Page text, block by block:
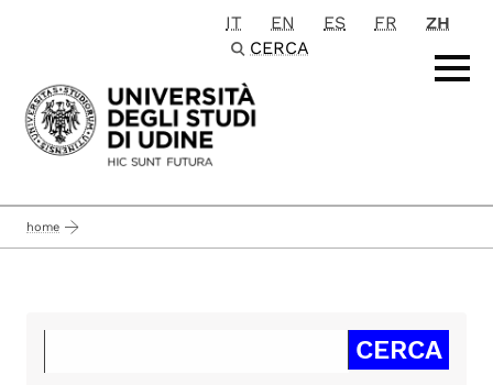
Passa al contenuto principale
IT EN ES FR
ZH
CERCA
home